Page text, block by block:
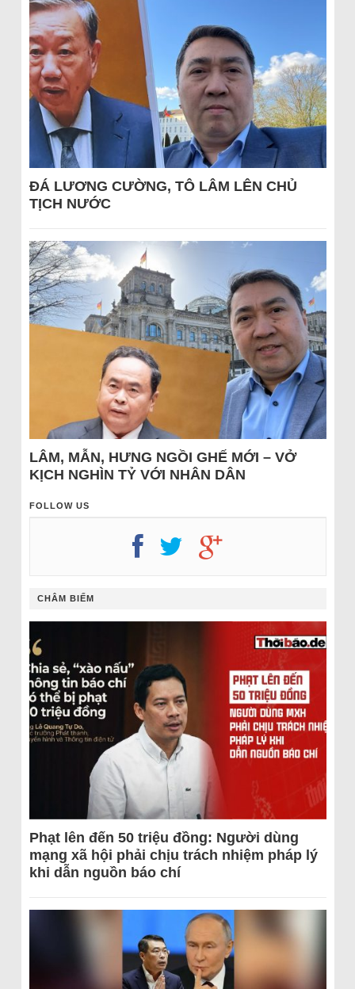
ĐÁ LƯƠNG CƯỜNG, TÔ LÂM LÊN CHỦ
TỊCH NƯỚC
LÂM, MẪN, HƯNG NGỒI GHẾ MỚI – VỞ
KỊCH NGHÌN TỶ VỚI NHÂN DÂN
FOLLOW US
CHÂM BIẾM
Phạt lên đến 50 triệu đồng: Người dùng
mạng xã hội phải chịu trách nhiệm pháp lý
khi dẫn nguồn báo chí